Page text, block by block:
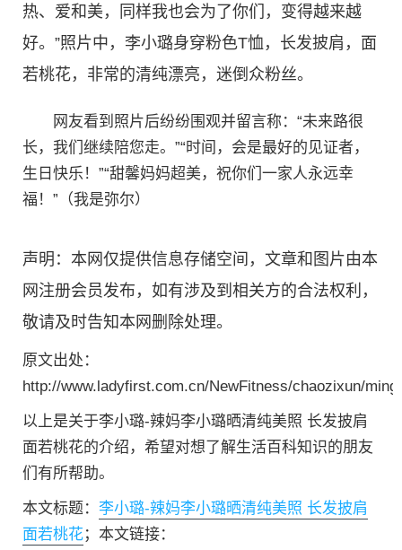
热、爱和美，同样我也会为了你们，变得越来越
好。”照片中，李小璐身穿粉色T恤，长发披肩，面
若桃花，非常的清纯漂亮，迷倒众粉丝。
网友看到照片后纷纷围观并留言称：“未来路很
长，我们继续陪您走。”“时间，会是最好的见证者，
生日快乐！”“甜馨妈妈超美，祝你们一家人永远幸
福！”（我是弥尔）
声明：本网仅提供信息存储空间，文章和图片由本
网注册会员发布，如有涉及到相关方的合法权利，
敬请及时告知本网删除处理。
原文出处：
http://www.ladyfirst.com.cn/NewFitness/chaozixun/
以上是关于李小璐-辣妈李小璐晒清纯美照 长发披肩
面若桃花的介绍，希望对想了解生活百科知识的朋友
们有所帮助。
本文标题： 李小璐-辣妈李小璐晒清纯美照 长发披肩
面若桃花；本文链接：